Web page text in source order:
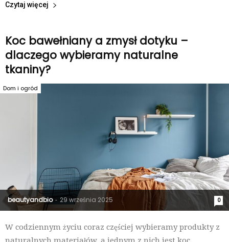
Czytaj więcej
Koc bawełniany a zmysł dotyku –
dlaczego wybieramy naturalne
tkaniny?
beautyandbio - 29 września 2025 0
Dom i ogród
W codziennym życiu coraz częściej wybieramy produkty z